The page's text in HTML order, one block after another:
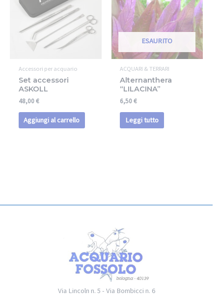
Accessori per acquario
Set accessori
ASKOLL
48,00€
Aggiungi al carrello
ESAURITO
ACQUARI & TERRARI
Alternanthera
“LILACINA”
6,50€
Leggi tutto
Via Lincoln n. 5 - Via Bombicci n. 6